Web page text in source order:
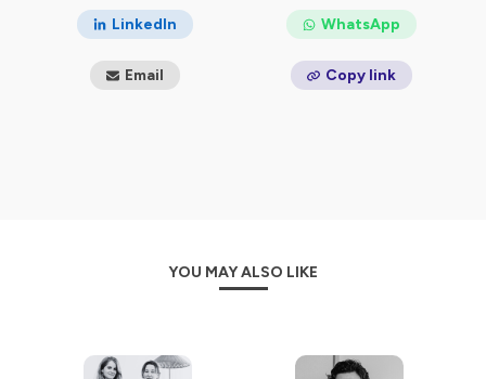
LinkedIn WhatsApp
Email Copy link
YOU MAY ALSO LIKE